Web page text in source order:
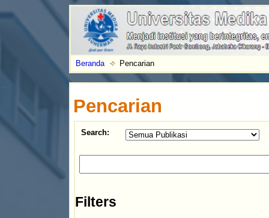
Beranda Pencarian
Pencarian
Search:
Filters